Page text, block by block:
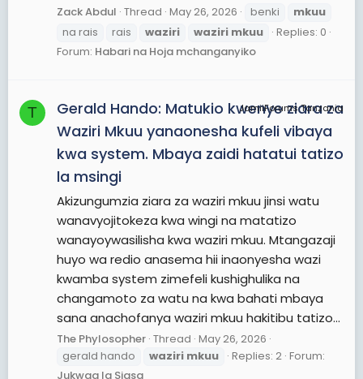
Zack Abdul Thread May 26, 2026 benki
mkuu
na rais
rais waziri waziri mkuu
Replies: 0
Forum: Habari na Hoja mchanganyiko
T JamiiForums Tanzania
Gerald Hando: Matukio kwenye ziara za
Waziri Mkuu yanaonesha kufeli vibaya
kwa system. Mbaya zaidi hatatui tatizo
la msingi
Akizungumzia ziara za waziri mkuu jinsi watu
wanavyojitokeza kwa wingi na matatizo
wanayoywasilisha kwa waziri mkuu. Mtangazaji
huyo wa redio anasema hii inaonyesha wazi
kwamba system zimefeli kushighulika na
changamoto za watu na kwa bahati mbaya
sana anachofanya waziri mkuu hakitibu tatizo...
The Phylosopher Thread May 26, 2026
gerald hando
waziri mkuu Replies: 2 Forum:
Jukwaa la Siasa